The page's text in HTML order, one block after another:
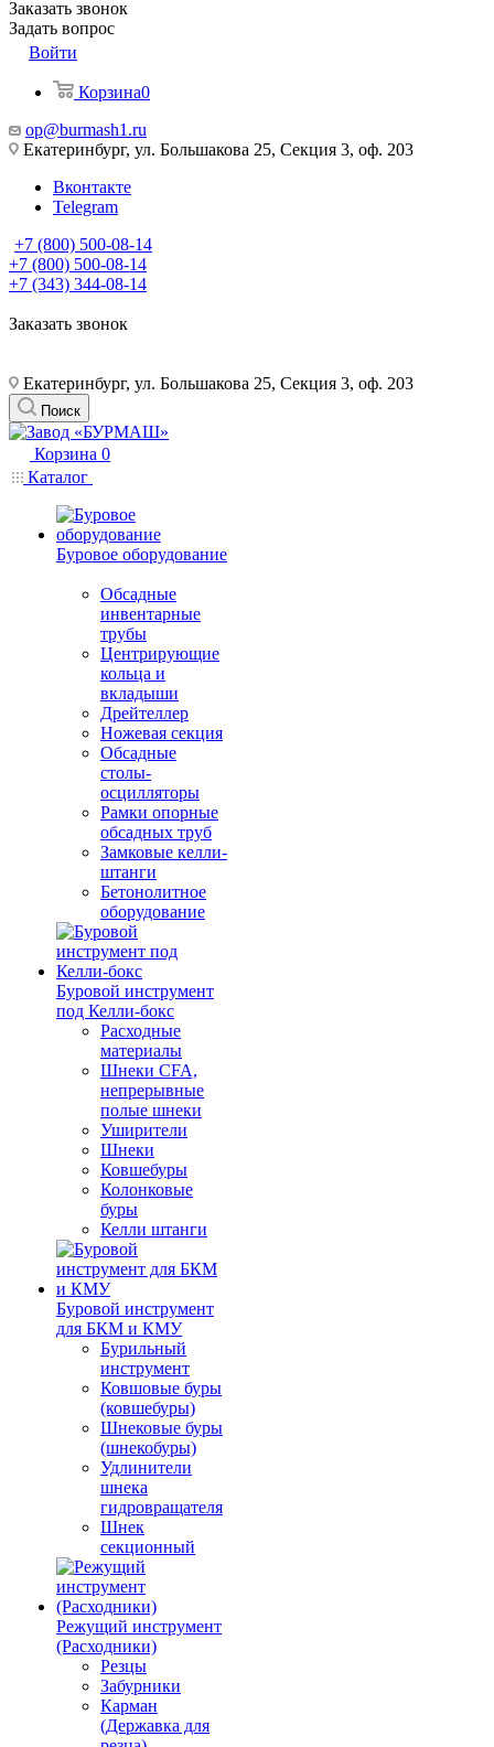
Заказать звонок
Задать вопрос
Войти
Корзина0
op@burmash1.ru
Екатеринбург, ул. Большакова 25, Секция 3, оф. 203
Вконтакте
Telegram
+7 (800) 500-08-14
+7 (800) 500-08-14
+7 (343) 344-08-14
Заказать звонок
Екатеринбург, ул. Большакова 25, Секция 3, оф. 203
Поиск
Корзина 0
Каталог
Буровое оборудование
Обсадные
инвентарные
трубы
Центрирующие
кольца и
вкладыши
Дрейтеллер
Ножевая секция
Обсадные
столы-
осцилляторы
Рамки опорные
обсадных труб
Замковые келли-
штанги
Бетонолитное
оборудование
Буровой инструмент
под Келли-бокс
Расходные
материалы
Шнеки CFA,
непрерывные
полые шнеки
Уширители
Шнеки
Ковшебуры
Колонковые
буры
Келли штанги
Буровой инструмент
для БКМ и КМУ
Бурильный
инструмент
Ковшовые буры
(ковшебуры)
Шнековые буры
(шнекобуры)
Удлинители
шнека
гидровращателя
Шнек
секционный
Режущий инструмент
(Расходники)
Резцы
Забурники
Карман
(Державка для